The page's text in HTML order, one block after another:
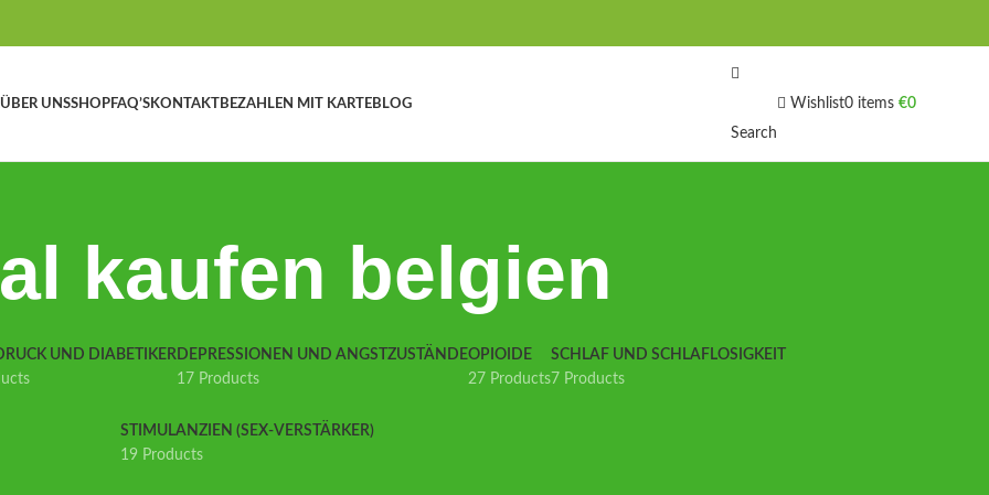
ÜBER UNSSHOPFAQ’SKONTAKTBEZAHLEN MIT KARTEBLOG
Search
Wishlist0 items €0
kaufen belgien
UND DIABETIKER DEPRESSIONEN UND ANGSTZUSTÄNDE
17 Products
OPIOIDE
27 Products
SCHLAF UND SCHLAFLOSIGKEIT
7 Products
STIMULANZIEN (SEX-VERSTÄRKER)
19 Products